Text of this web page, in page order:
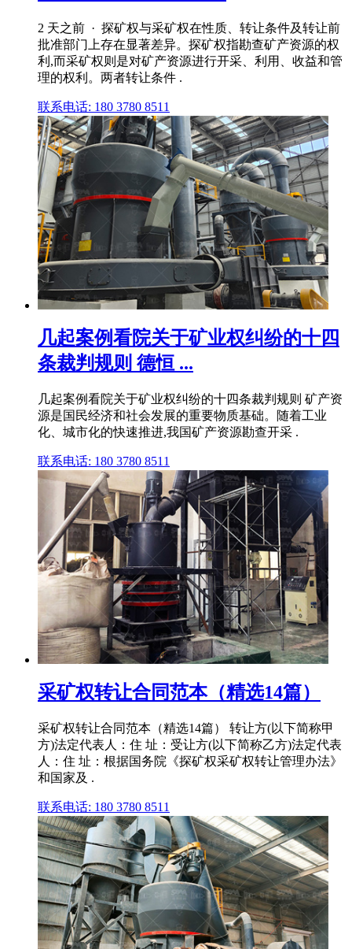
2 天之前 · 探矿权与采矿权在性质、转让条件及转让前
批准部门上存在显著差异。探矿权指勘查矿产资源的权
利,而采矿权则是对矿产资源进行开采、利用、收益和管
理的权利。两者转让条件 .
联系电话: 180 3780 8511
几起案例看院关于矿业权纠纷的十四
条裁判规则 德恒 ...
几起案例看院关于矿业权纠纷的十四条裁判规则 矿产资
源是国民经济和社会发展的重要物质基础。随着工业
化、城市化的快速推进,我国矿产资源勘查开采 .
联系电话: 180 3780 8511
采矿权转让合同范本（精选14篇）
采矿权转让合同范本（精选14篇） 转让方(以下简称甲
方)法定代表人：住 址：受让方(以下简称乙方)法定代表
人：住 址：根据国务院《探矿权采矿权转让管理办法》
和国家及 .
联系电话: 180 3780 8511